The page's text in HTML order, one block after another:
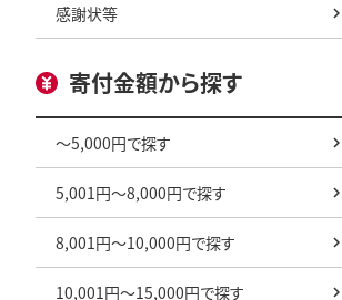
感謝状等
寄付金額から探す
～5,000円で探す
5,001円～8,000円で探す
8,001円～10,000円で探す
10,001円～15,000円で探す